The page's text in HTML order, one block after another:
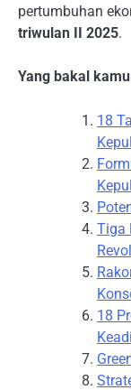
pertumbuhan
triwulan II 2025.
Yang bakal
18
Tiga
18